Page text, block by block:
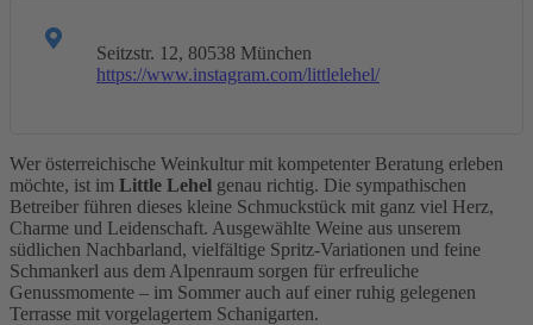
Seitzstr. 12, 80538 München
https://www.instagram.com/littlelehel/
Wer österreichische Weinkultur mit kompetenter Beratung erleben
möchte, ist im Little Lehel genau richtig. Die sympathischen
Betreiber führen dieses kleine Schmuckstück mit ganz viel Herz,
Charme und Leidenschaft. Ausgewählte Weine aus unserem
südlichen Nachbarland, vielfältige Spritz-Variationen und feine
Schmankerl aus dem Alpenraum sorgen für erfreuliche
Genussmomente – im Sommer auch auf einer ruhig gelegenen
Terrasse mit vorgelagertem Schanigarten.